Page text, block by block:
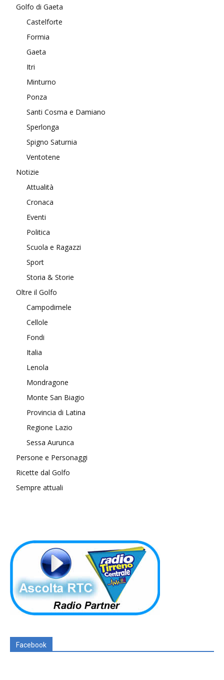
Golfo di Gaeta
Castelforte
Formia
Gaeta
Itri
Minturno
Ponza
Santi Cosma e Damiano
Sperlonga
Spigno Saturnia
Ventotene
Notizie
Attualità
Cronaca
Eventi
Politica
Scuola e Ragazzi
Sport
Storia & Storie
Oltre il Golfo
Campodimele
Cellole
Fondi
Italia
Lenola
Mondragone
Monte San Biagio
Provincia di Latina
Regione Lazio
Sessa Aurunca
Persone e Personaggi
Ricette dal Golfo
Sempre attuali
Facebook